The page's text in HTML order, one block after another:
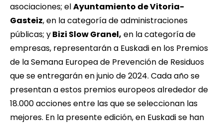
asociaciones; elAyuntamiento de Vitoria-
Gasteiz, en la categoría de administraciones
públicas; yBizi Slow Granel, en la categoría de
empresas, representarán a Euskadi en los Premios
de la Semana Europea de Prevención de Residuos
que se entregarán en junio de 2024. Cada año se
presentan a estos premios europeos alrededor de
18.000 acciones entre las que se seleccionan las
mejores. En la presente edición, en Euskadi se han